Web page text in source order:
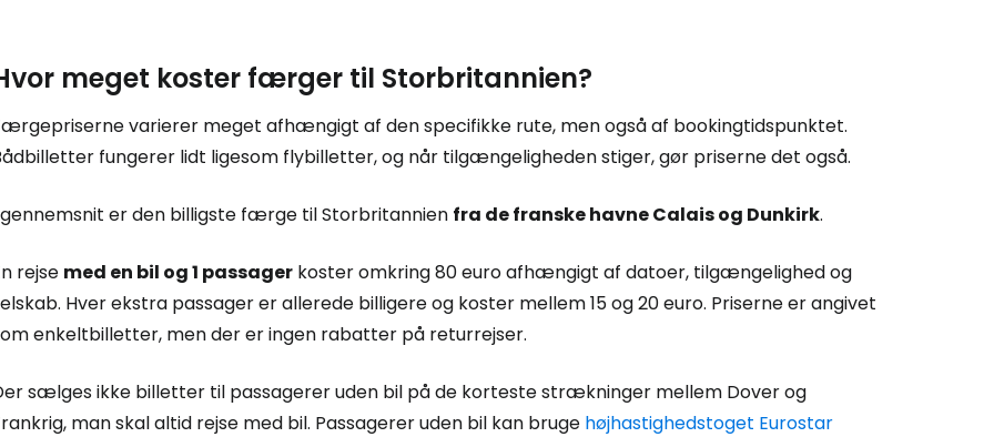
meget koster færger til Storbritannien?
varierer meget afhængigt af den specifikke rute, men også af bookingtidspunktet.
fungerer lidt ligesom flybilletter, og når tilgængeligheden stiger, gør priserne det også.
er den billigste færge til Storbritannien fra de franske havne Calais og Dunkirk.
rejse med en bil og 1 passager koster omkring 80 euro afhængigt af datoer, tilgængelighed og
Hver ekstra passager er allerede billigere og koster mellem 15 og 20 euro. Priserne er angivet
enkeltbilletter, men der er ingen rabatter på returrejser.
sælges ikke billetter til passagerer uden bil på de korteste strækninger mellem Dover og
man skal altid rejse med bil. Passagerer uden bil kan bruge højhastighedstoget Eurostar